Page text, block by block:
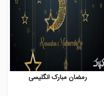
رمضان مبارک انگلیسی